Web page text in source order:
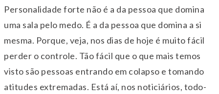
Personalidade forte não é a da pessoa que domina
uma sala pelo medo. É a da pessoa que domina a si
mesma. Porque, veja, nos dias de hoje é muito fácil
perder o controle. Tão fácil que o que mais temos
visto são pessoas entrando em colapso e tomando
atitudes extremadas. Está aí, nos noticiários, todo-